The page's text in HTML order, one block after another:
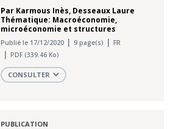
Par Karmous Inès, Desseaux Laure
Thématique: Macroéconomie,
microéconomie et structures
Publié le 17/12/2020 9 page(s)
FR
PDF (339.46 Ko)
CONSULTER
PUBLICATION